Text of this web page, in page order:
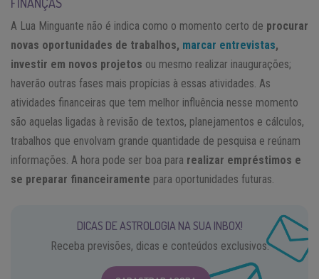
A Lua Minguante não é indica como o momento certo de procurar
novas oportunidades de trabalhos, marcar entrevistas,
investir em novos projetos ou mesmo realizar inaugurações;
haverão outras fases mais propícias à essas atividades. As
atividades financeiras que tem melhor influência nesse momento
são aquelas ligadas à revisão de textos, planejamentos e cálculos,
trabalhos que envolvam grande quantidade de pesquisa e reúnam
informações. A hora pode ser boa para realizar empréstimos e
se preparar financeiramente para oportunidades futuras.
DICAS DE ASTROLOGIA NA SUA INBOX!
Receba previsões, dicas e conteúdos exclusivos.